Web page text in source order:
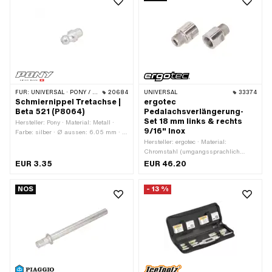
FÜR: UNIVERSAL · PONY / CILO (BETA 521 & 512) 20684
Schmiernippel Tretachse |
Beta 521 (P8064)
Hersteller: Pony · Material: Metall ·
Farbe: silber · Ø aussen: 6.05 mm · Ø
EUR 3.35
UNIVERSAL 33374
ergotec
Pedalachsverlängerung-
Set 18 mm links & rechts
9/16" Inox
Hersteller: ergotec · Material:
Chromstahl (umgangssprachlich
bekannt als Nirosta) · Oberfläche:
20G)
EUR 46.20
NOS - 13 %